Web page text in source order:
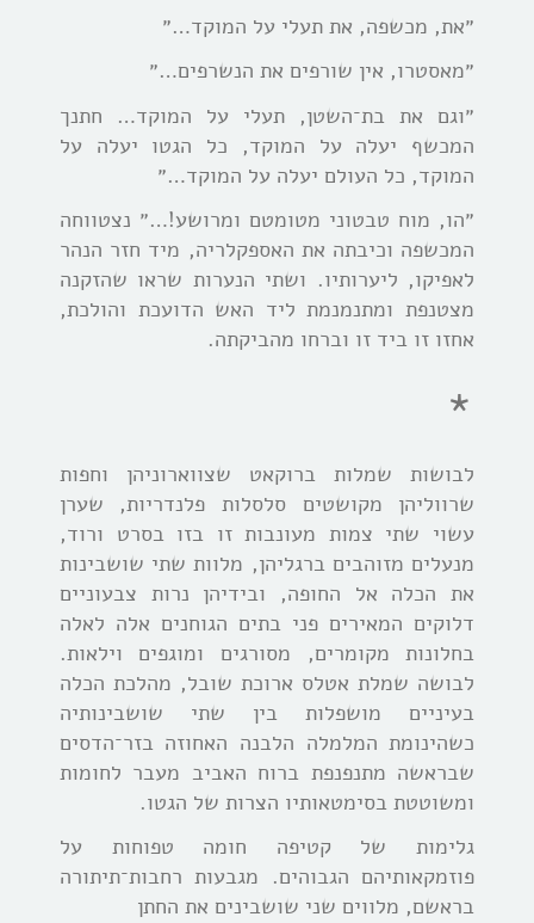
״את, מכשפה, את תעלי על המוקד…״
״מאסטרו, אין שורפים את הנשרפים…״
״וגם את בת־השטן, תעלי על המוקד… חתנך
המכשף יעלה על המוקד, כל הגטו יעלה על
המוקד, כל העולם יעלה על המוקד…״
״הו, מוח טבטוני מטומטם ומרושע!…״ נצטווחה
המכשפה וכיבתה את האספקלריה, מיד חזר הנהר
לאפיקו, ליערותיו. ושתי הנערות שראו שהזקנה
מצטנפת ומתנמנמת ליד האש הדועכת והולכת,
אחזו זו ביד זו וברחו מהביקתה.
*
לבושות שמלות ברוקאט שצווארוניהן וחפות
שרווליהן מקושטים סלסלות פלנדריות, שערן
עשוי שתי צמות מעונבות זו בזו בסרט ורוד,
מנעלים מזוהבים ברגליהן, מלוות שתי שושבינות
את הכלה אל החופה, ובידיהן נרות צבעוניים
דלוקים המאירים פני בתים הגוחנים אלה לאלה
בחלונות מקומרים, מסורגים ומוגפים וילאות.
לבושה שמלת אטלס ארוכת שובל, מהלכת הכלה
בעיניים מושפלות בין שתי שושבינותיה
כשהינומת המלמלה הלבנה האחוזה בזר־הדסים
שבראשה מתנפנפת ברוח האביב מעבר לחומות
ומשוטטת בסימטאותיו הצרות של הגטו.
גלימות של קטיפה חומה טפוחות על
פוזמקאותיהם הגבוהים. מגבעות רחבות־תיתורה
בראשם, מלווים שני שושבינים את החתן